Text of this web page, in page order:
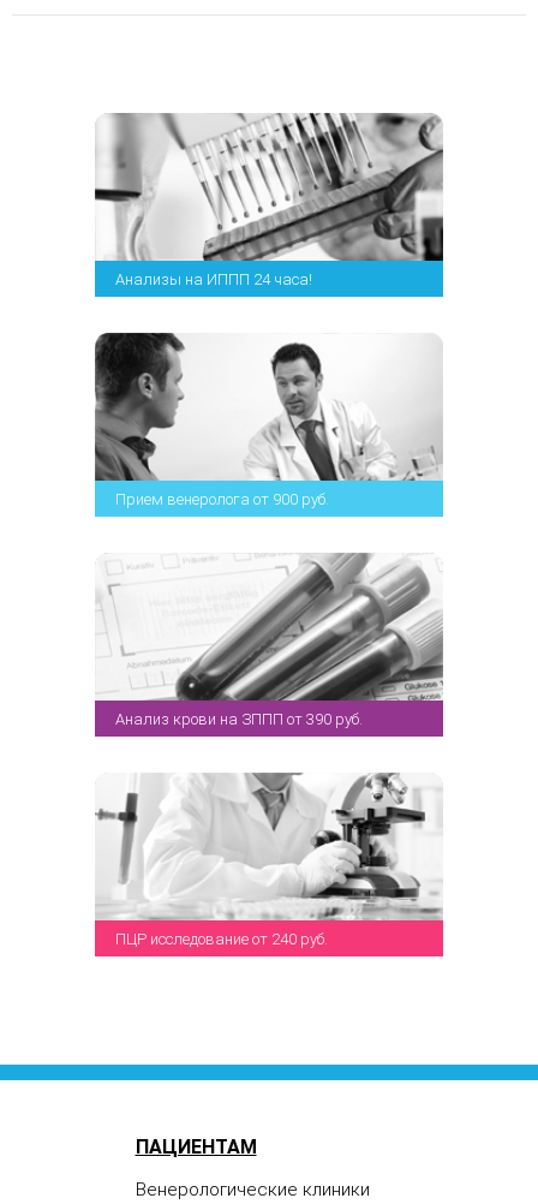
Анализы на ИППП 24 часа!
Прием венеролога от 900 руб.
Анализ крови на ЗППП от 390 руб.
ПЦР исследование от 240 руб.
ПАЦИЕНТАМ
Венерологические клиники